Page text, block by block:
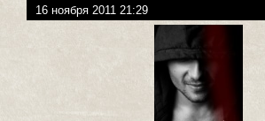
16 ноября 2011 21:29